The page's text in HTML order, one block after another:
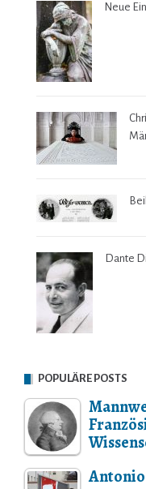
Neue
Dante
POPULÄRE POSTS
Antonio